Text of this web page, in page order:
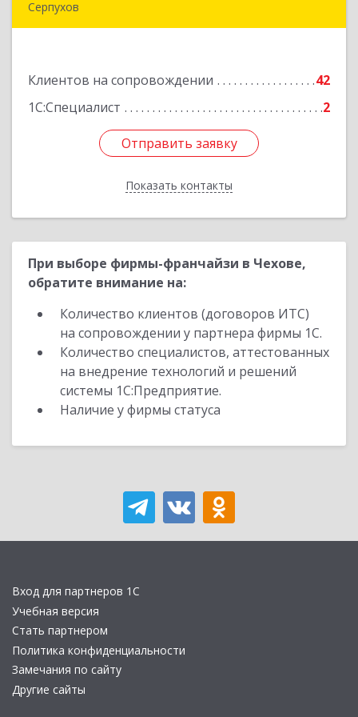
Серпухов
Клиентов на сопровождении
42
1С:Специалист
2
Отправить заявку
Показать контакты
Подробнее
Отправить заявку
Назад
При выборе фирмы-франчайзи в Чехове,
обратите внимание на:
Количество клиентов (договоров ИТС)
на сопровождении у партнера фирмы 1С.
Количество специалистов, аттестованных
на внедрение технологий и решений
системы 1С:Предприятие.
Наличие у фирмы статуса
Вход для партнеров 1С
Учебная версия
Стать партнером
Политика конфиденциальности
Замечания по сайту
Другие сайты